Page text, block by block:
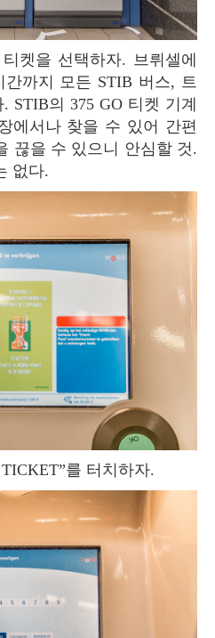
간까지 모든 STIB 버스, 트
STIB의 375 GO 티켓 기계
에서나 찾을 수 있어 간편
끊을 수 있으니 안심할 것.
없다.
TICKET”를 터치하자.